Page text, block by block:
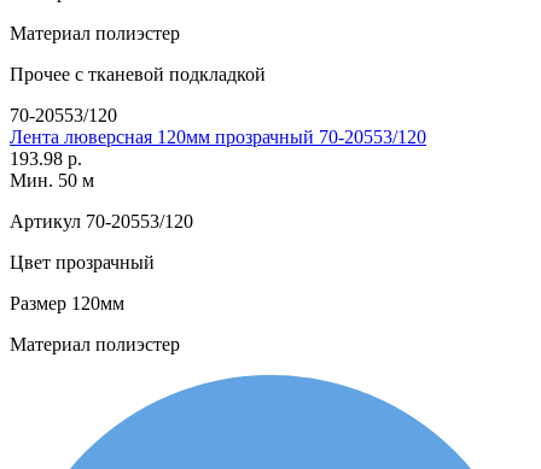
Материал полиэстер
Прочее с тканевой подкладкой
70-20553/120
Лента люверсная 120мм прозрачный 70-20553/120
193.98 р.
Мин. 50 м
Артикул 70-20553/120
Цвет прозрачный
Размер 120мм
Материал полиэстер